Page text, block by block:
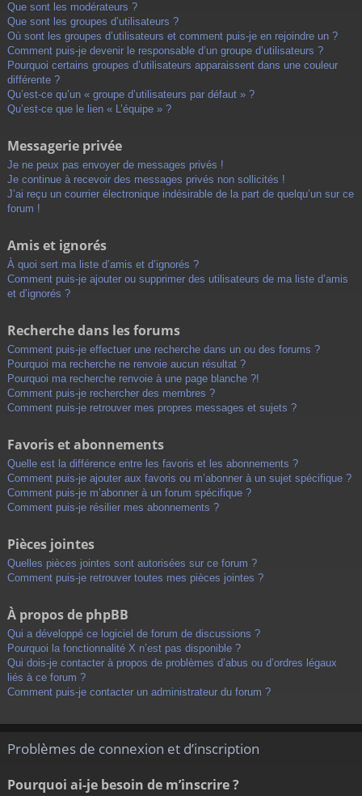
Que sont les modérateurs ?
Que sont les groupes d’utilisateurs ?
Où sont les groupes d’utilisateurs et comment puis-je en rejoindre un ?
Comment puis-je devenir le responsable d’un groupe d’utilisateurs ?
Pourquoi certains groupes d’utilisateurs apparaissent dans une couleur
différente ?
Qu’est-ce qu’un « groupe d’utilisateurs par défaut » ?
Qu’est-ce que le lien « L’équipe » ?
Messagerie privée
Je ne peux pas envoyer de messages privés !
Je continue à recevoir des messages privés non sollicités !
J’ai reçu un courrier électronique indésirable de la part de quelqu’un sur ce
forum !
Amis et ignorés
À quoi sert ma liste d’amis et d’ignorés ?
Comment puis-je ajouter ou supprimer des utilisateurs de ma liste d’amis
et d’ignorés ?
Recherche dans les forums
Comment puis-je effectuer une recherche dans un ou des forums ?
Pourquoi ma recherche ne renvoie aucun résultat ?
Pourquoi ma recherche renvoie à une page blanche ?!
Comment puis-je rechercher des membres ?
Comment puis-je retrouver mes propres messages et sujets ?
Favoris et abonnements
Quelle est la différence entre les favoris et les abonnements ?
Comment puis-je ajouter aux favoris ou m’abonner à un sujet spécifique ?
Comment puis-je m’abonner à un forum spécifique ?
Comment puis-je résilier mes abonnements ?
Pièces jointes
Quelles pièces jointes sont autorisées sur ce forum ?
Comment puis-je retrouver toutes mes pièces jointes ?
À propos de phpBB
Qui a développé ce logiciel de forum de discussions ?
Pourquoi la fonctionnalité X n’est pas disponible ?
Qui dois-je contacter à propos de problèmes d’abus ou d’ordres légaux
liés à ce forum ?
Comment puis-je contacter un administrateur du forum ?
Problèmes de connexion et d’inscription
Pourquoi ai-je besoin de m’inscrire ?